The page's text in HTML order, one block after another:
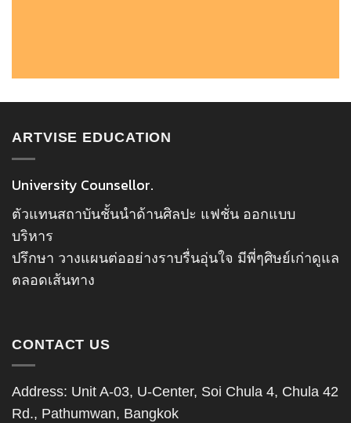
ARTVISE EDUCATION
University Counsellor.
ตัวแทนสถาบันชั้นนำด้านศิลปะ แฟชั่น ออกแบบ
บริหาร
ปรึกษา วางแผนต่ออย่างราบรื่นอุ่นใจ มีพี่ๆศิษย์เก่าดูแล
ตลอดเส้นทาง
CONTACT US
Address: Unit A-03, U-Center, Soi Chula 4, Chula 42
Rd., Pathumwan, Bangkok